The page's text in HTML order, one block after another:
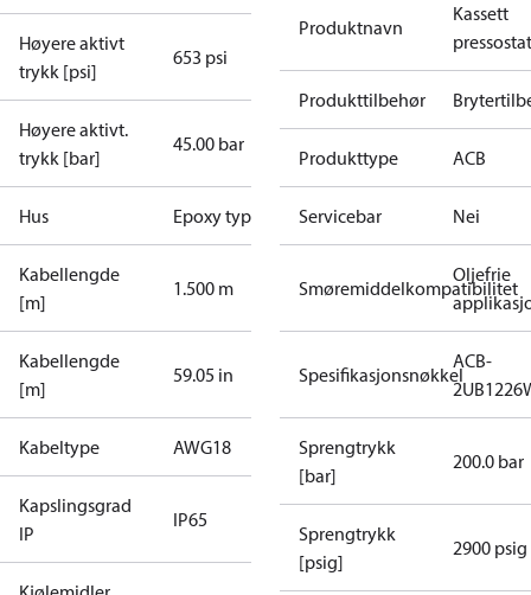
Høyere aktivt
trykk [psi]
653 psi
Høyere aktivt.
trykk [bar]
45.00 bar
Hus Epoxy type
Kabellengde
[m]
1.500 m
Kabellengde
[m]
59.05 in
Kabeltype AWG18
Kapslingsgrad
IP
IP65
Produktnavn
Kassett
pressostat
Produkttilbehør
Produkttype ACB
Servicebar Nei
Smøremiddelkompatibilitet
Oljefrie
Spesifikasjonsnøkkel
ACB-
Sprengtrykk
[bar]
200.0 bar
Sprengtrykk
[psig]
2900 psig